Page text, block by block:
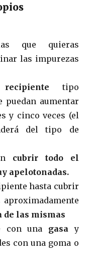
que quieras
las impurezas
recipiente tipo
puedan aumentar
y cinco veces (el
del tipo de
cubrir todo el
apelotonadas.
hasta cubrir
de las mismas
con una gasa y
con una goma o